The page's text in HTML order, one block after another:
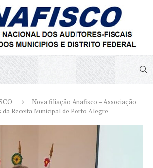
Nova filiação Anafisco – Associação
da Receita Municipal de Porto Alegre